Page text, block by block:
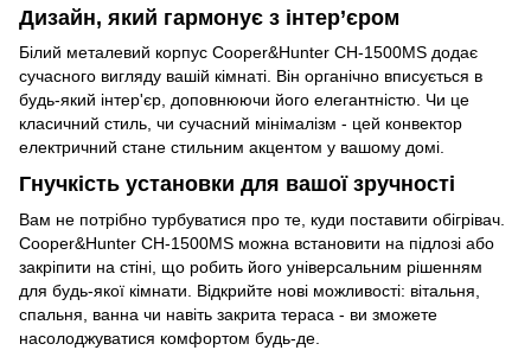
Дизайн, який гармонує з інтер’єром
Білий металевий корпус Cooper&Hunter CH-1500MS додає
сучасного вигляду вашій кімнаті. Він органічно вписується в
будь-який інтер'єр, доповнюючи його елегантністю. Чи це
класичний стиль, чи сучасний мінімалізм - цей конвектор
електричний стане стильним акцентом у вашому домі.
Гнучкість установки для вашої зручності
Вам не потрібно турбуватися про те, куди поставити обігрівач.
Cooper&Hunter CH-1500MS можна встановити на підлозі або
закріпити на стіні, що робить його універсальним рішенням
для будь-якої кімнати. Відкрийте нові можливості: вітальня,
спальня, ванна чи навіть закрита тераса - ви зможете
насолоджуватися комфортом будь-де.